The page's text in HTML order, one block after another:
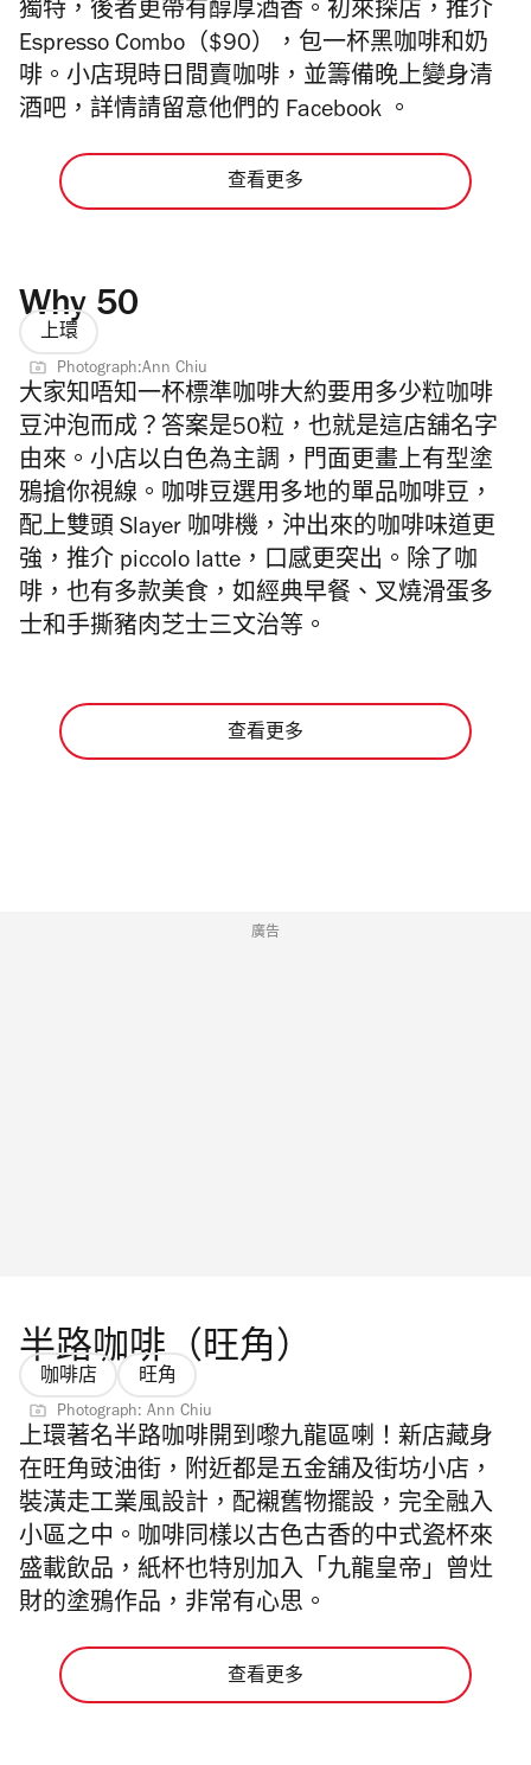
獨特，後者更帶有醇厚酒香。初來探店，推介
Espresso Combo（$90），包一杯黑咖啡和奶
啡。小店現時日間賣咖啡，並籌備晚上變身清
酒吧，詳情請留意他們的 Facebook 。
查看更多
Why 50
上環
Photograph:Ann Chiu
大家知唔知一杯標準咖啡大約要用多少粒咖啡
豆沖泡而成？答案是50粒，也就是這店舖名字
由來。小店以白色為主調，門面更畫上有型塗
鴉搶你視線。咖啡豆選用多地的單品咖啡豆，
配上雙頭 Slayer 咖啡機，沖出來的咖啡味道更
強，推介 piccolo latte，口感更突出。除了咖
啡，也有多款美食，如經典早餐、叉燒滑蛋多
士和手撕豬肉芝士三文治等。
查看更多
廣告
半路咖啡（旺角）
咖啡店 旺角
Photograph: Ann Chiu
上環著名半路咖啡開到嚟九龍區喇！新店藏身
在旺角豉油街，附近都是五金舖及街坊小店，
裝潢走工業風設計，配襯舊物擺設，完全融入
小區之中。咖啡同樣以古色古香的中式瓷杯來
盛載飲品，紙杯也特別加入「九龍皇帝」曾灶
財的塗鴉作品，非常有心思。
查看更多